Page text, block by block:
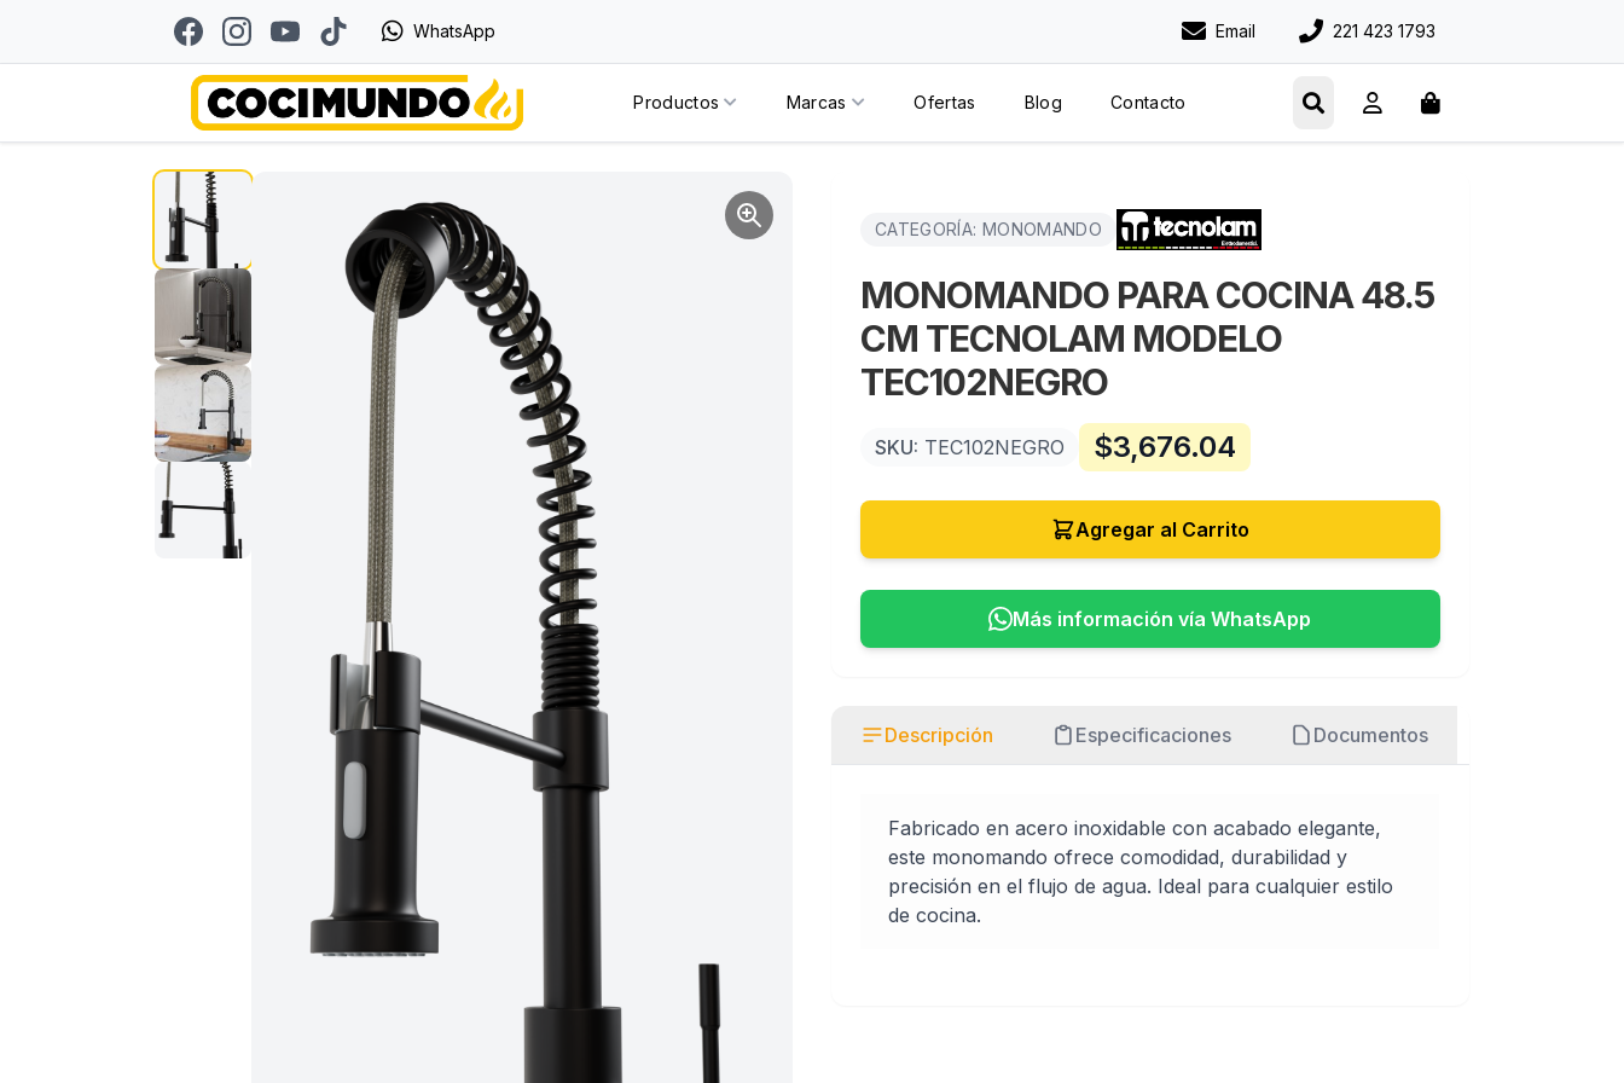
Email 221 423 1793
WhatsApp
Productos Marcas Ofertas Blog Contacto
CATEGORÍA: MONOMANDO
MONOMANDO PARA COCINA 48.5
CM TECNOLAM MODELO
TEC102NEGRO
SKU: TEC102NEGRO $3,676.04
Agregar al Carrito
Más información vía WhatsApp
Descripción Especificaciones Documentos
Fabricado en acero inoxidable con acabado elegante,
este monomando ofrece comodidad, durabilidad y
precisión en el flujo de agua. Ideal para cualquier estilo
de cocina.